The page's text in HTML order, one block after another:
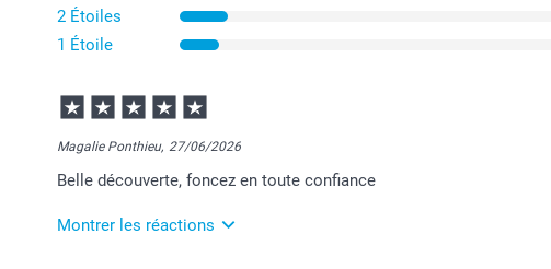
2 Étoiles
1 Étoile
Magalie Ponthieu, 27/06/2026
Belle découverte, foncez en toute confiance
Montrer les réactions